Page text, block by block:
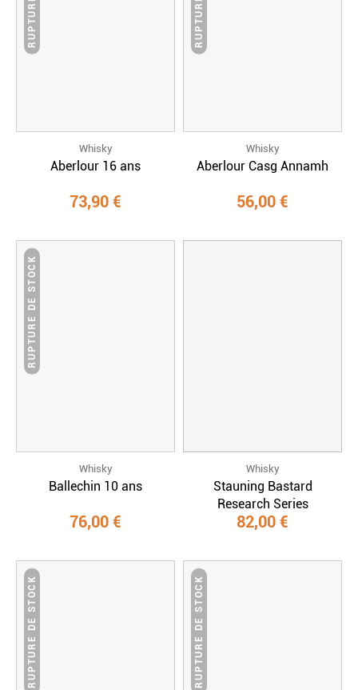
Whisky
Aberlour 16 ans
73,90 €
Whisky
Aberlour Casg Annamh
56,00 €
RUPTURE DE STOCK
Whisky
Ballechin 10 ans
76,00 €
Whisky
Stauning Bastard
Research Series
82,00 €
RUPTURE DE STOCK RUPTURE DE STOCK